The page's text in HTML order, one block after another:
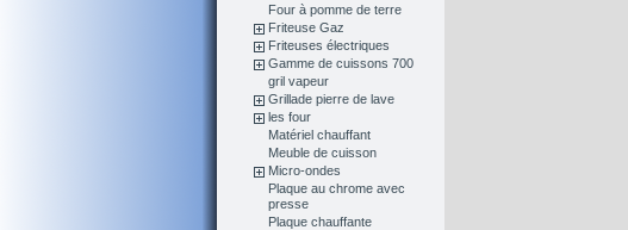
Four à pomme de terre
Friteuse Gaz
Friteuses électriques
Gamme de cuissons 700
gril vapeur
Grillade pierre de lave
les four
Matériel chauffant
Meuble de cuisson
Micro-ondes
Plaque au chrome avec
presse
Plaque chauffante